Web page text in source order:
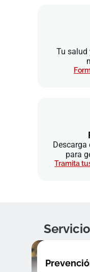
Tu salud
Descarga
para
Tramita